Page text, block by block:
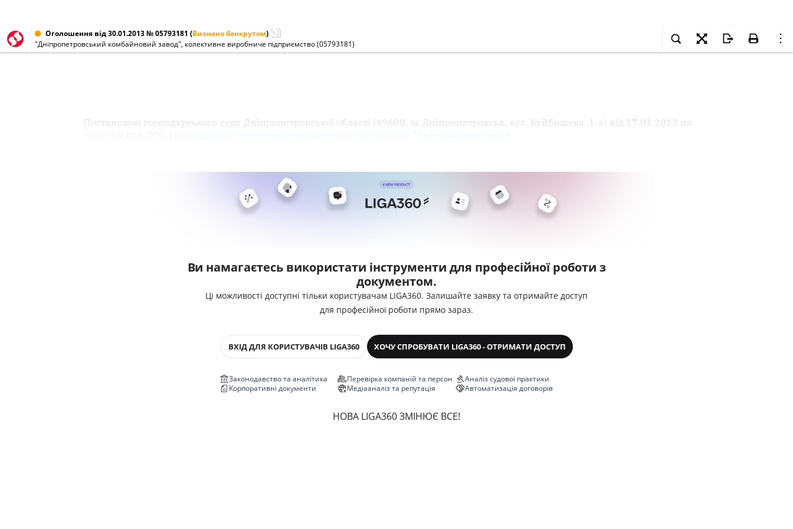
Оголошення від 30.01.2013 № 05793181 (Визнано банкрутом)
"Дніпропетровський комбайновий завод", колективне виробниче підприємство (05793181)
Постановою господарського суду Дніпропетровської області (49600, м. Дніпропетровськ, вул. Куйбишева, 1-а) від 17.01.2013 по
Ви намагаєтесь використати інструменти для професійної роботи з
документом.
Ці можливості доступні тільки користувачам LIGA360. Залишайте заявку та отримайте доступ
для професійної роботи прямо зараз.
ВХІД ДЛЯ КОРИСТУВАЧІВ LIGA360 ХОЧУ СПРОБУВАТИ LIGA360 - ОТРИМАТИ ДОСТУП
Законодавство та аналітика
Корпоративні документи
Перевірка компаній та персон
Медіааналіз та репутація
Аналіз судової практики
Автоматизація договорів
НОВА LIGA360 ЗМІНЮЄ ВСЕ!